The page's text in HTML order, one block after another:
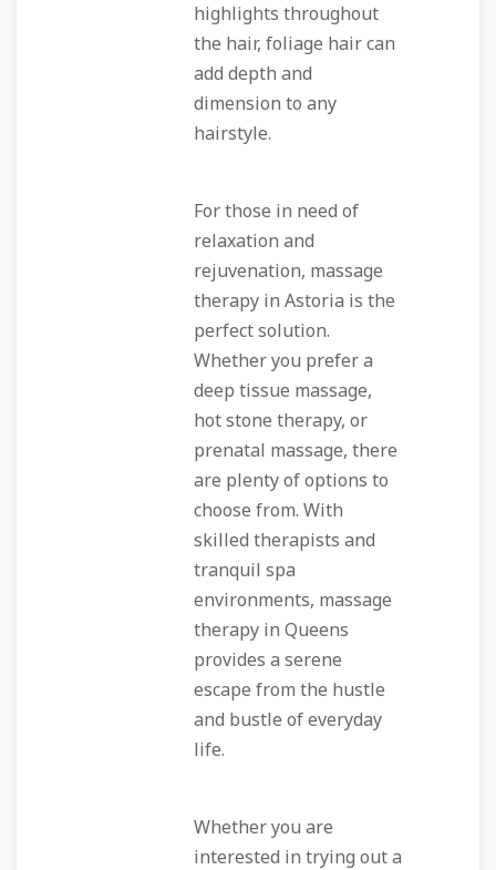
highlights throughout
the hair, foliage hair can
add depth and
dimension to any
hairstyle.
For those in need of
relaxation and
rejuvenation, massage
therapy in Astoria is the
perfect solution.
Whether you prefer a
deep tissue massage,
hot stone therapy, or
prenatal massage, there
are plenty of options to
choose from. With
skilled therapists and
tranquil spa
environments, massage
therapy in Queens
provides a serene
escape from the hustle
and bustle of everyday
life.
Whether you are
interested in trying out a